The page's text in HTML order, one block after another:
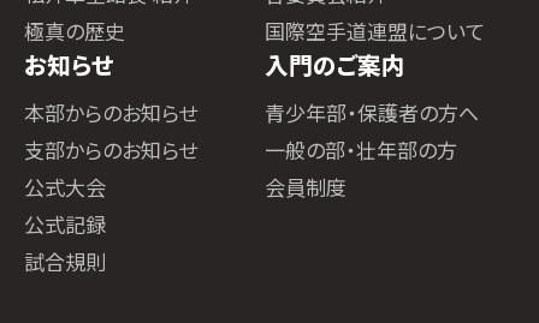
極真の歴史
国際空手道連盟について
お知らせ
本部からのお知らせ
支部からのお知らせ
公式大会
公式記録
試合規則
入門のご案内
青少年部・保護者の方へ
一般の部・壮年部の方
会員制度